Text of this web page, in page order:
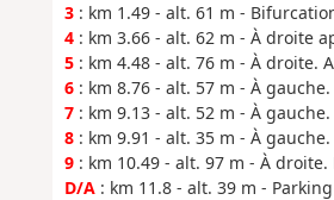
3: km 1.49 - alt. 61 m -
4: km 3.66 - alt. 62 m - À droite
5: km 4.48 - alt. 76 m - À droite.
6: km 8.76 - alt. 57 m - À
7: km 9.13 - alt. 52 m - À gauche.
8: km 9.91 - alt. 35 m - À
9: km 10.49 - alt. 97 m - À droite.
D/A: km 11.8 - alt. 39 m -